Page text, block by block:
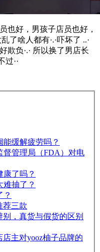
也好，男孩子店员也好，
了啥人都有·.·吓坏了 ..·
欺负·.· 所以换了男店长
过··
缓解疲劳吗？
督管理局（FDA）对电
康了吗？
难抽了？
？
荐三款
，真货与假货的区别
主对yooz柚子品牌的